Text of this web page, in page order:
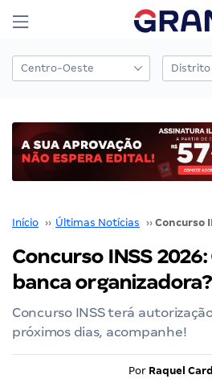
Início ›› Últimas Notícias ››
Concurso INSS
banca organizadora?
Concurso INSS terá
próximos dias, acompanhe!
Por Raquel